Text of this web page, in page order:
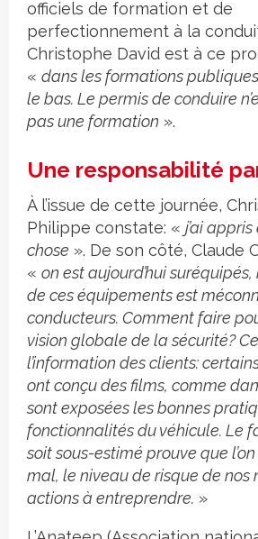
officiels de formation et de
perfectionnement à la
Christophe David est à ce
« dans les formations
le bas. Le permis de conduire
pas une formation ».
Une responsabilité
À l’issue de cette journée,
Philippe constate: « j’ai
chose ». De son côté, Claude
« on est aujourd’hui suréquipés,
de ces équipements est
conducteurs. Comment faire
vision globale de la sécurité?
l’information des clients:
ont conçu des films, comme
sont exposées les bonnes
fonctionnalités du véhicule. Le
soit sous-estimé prouve que
mal, le niveau de risque de nos
actions à entreprendre. »